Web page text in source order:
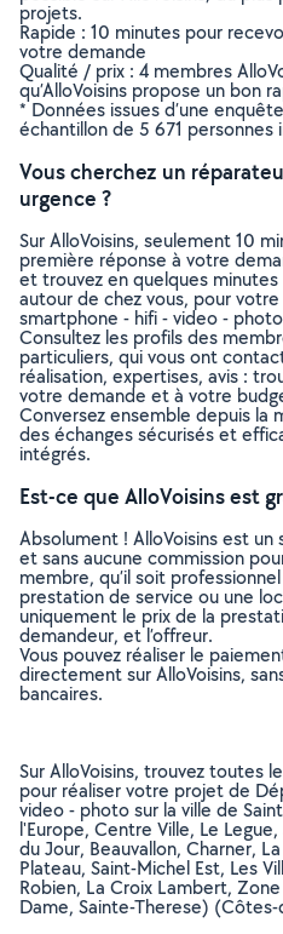
projets.
Rapide : 10 minutes pour
votre demande
Qualité / prix : 4 membres
qu’AlloVoisins propose un bon
* Données issues d’une
échantillon de 5 671
Vous cherchez un
urgence ?
Sur AlloVoisins, seulement 10
première réponse à votre
et trouvez en quelques
autour de chez vous, pour
smartphone - hifi - video - photo
Consultez les profils des
particuliers, qui vous ont
réalisation, expertises, avis :
votre demande et à votre
Conversez ensemble depuis la
des échanges sécurisés et
intégrés.
Est-ce que AlloVoisins est
Absolument ! AlloVoisins est
et sans aucune commission
membre, qu’il soit
prestation de service ou une
uniquement le prix de la
demandeur, et l’offreur.
Vous pouvez réaliser le
directement sur AlloVoisins,
bancaires.
Sur AlloVoisins, trouvez toutes
pour réaliser votre projet de
video - photo sur la ville de
l'Europe, Centre Ville, Le
du Jour, Beauvallon, Charner,
Plateau, Saint-Michel Est, Les
Robien, La Croix Lambert,
Dame, Sainte-Therese)